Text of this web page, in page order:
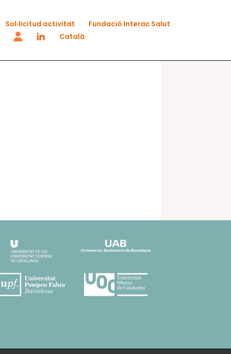
Sol·licitud activitat
Fundació Interac Salut
Català